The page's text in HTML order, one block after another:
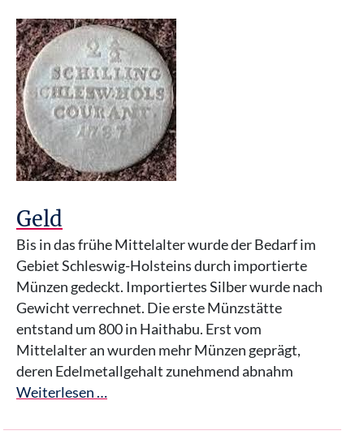
Geld
Bis in das frühe Mittelalter wurde der Bedarf im
Gebiet Schleswig-Holsteins durch importierte
Münzen gedeckt. Importiertes Silber wurde nach
Gewicht verrechnet. Die erste Münzstätte
entstand um 800 in Haithabu. Erst vom
Mittelalter an wurden mehr Münzen geprägt,
deren Edelmetallgehalt zunehmend abnahm
Weiterlesen …